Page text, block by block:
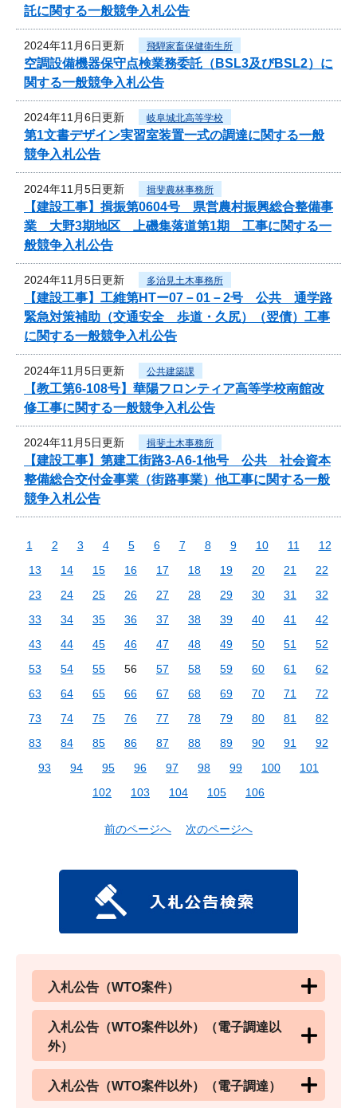
託に関する一般競争入札公告
2024年11月6日更新 飛騨家畜保健衛生所
空調設備機器保守点検業務委託（BSL3及びBSL2）に
関する一般競争入札公告
2024年11月6日更新 岐阜城北高等学校
第1文書デザイン実習室装置一式の調達に関する一般
競争入札公告
2024年11月5日更新 揖斐農林事務所
【建設工事】揖振第0604号 県営農村振興総合整備事
業 大野3期地区 上磯集落道第1期 工事に関する一
般競争入札公告
2024年11月5日更新 多治見土木事務所
【建設工事】工維第HTー07－01－2号 公共 通学路
緊急対策補助（交通安全 歩道・久尻）（翌債）工事
に関する一般競争入札公告
2024年11月5日更新 公共建築課
【教工第6-108号】華陽フロンティア高等学校南館改
修工事に関する一般競争入札公告
2024年11月5日更新 揖斐土木事務所
【建設工事】第建工街路3-A6-1他号 公共 社会資本
整備総合交付金事業（街路事業）他工事に関する一般
競争入札公告
1 2 3 4 5 6 7 8 9 10 11
12
13
14 15 16 17 18 19 20 21
22
23
24 25 26 27 28 29 30 31
32
33
34 35 36 37 38 39 40 41
42
43
44 45 46 47 48 49 50 51
52
53
54 55 56 57 58 59 60 61
62
63
64 65 66 67 68 69 70 71
72
73
74 75 76 77 78 79 80 81
82
83
84 85 86 87 88 89 90 91
92
93
94 95 96 97 98 99 100
101
102
103 104 105 106
前のページへ 次のページへ
入札公告（WTO案件）
入札公告（WTO案件以外）（電子調達以
外）
入札公告（WTO案件以外）（電子調達）